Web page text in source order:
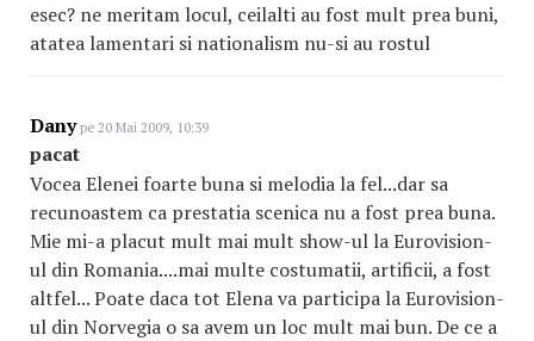
esec? ne meritam locul, ceilalti au fost mult prea buni,
atatea lamentari si nationalism nu-si au rostul
Danype 20 Mai 2009, 10:39
pacat
Vocea Elenei foarte buna si melodia la fel...dar sa
recunoastem ca prestatia scenica nu a fost prea buna.
Mie mi-a placut mult mai mult show-ul la Eurovision-
ul din Romania....mai multe costumatii, artificii, a fost
altfel... Poate daca tot Elena va participa la Eurovision-
ul din Norvegia o sa avem un loc mult mai bun. De ce a